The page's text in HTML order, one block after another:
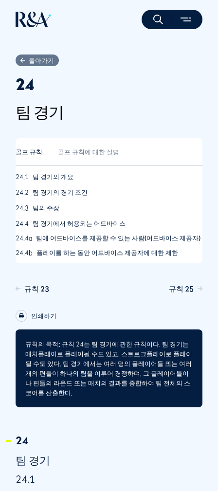
돌아가기
24
팀 경기
골프 규칙 골프 규칙에 대한 설명
24.1
팀 경기의 개요
24.2
팀 경기의 경기 조건
24.3
팀의 주장
24.4 팀 경기에서 허용되는 어드바이스
24.4a 팀에 어드바이스를 제공할 수 있는 사람(어드바이스 제공자)
24.4b
플레이를 하는 동안 어드바이스 제공자에 대한 제한
규칙 23 규칙 25
인쇄하기
규칙의 목적: 규칙 24는 팀 경기에 관한 규칙이다. 팀 경기는
매치플레이로 플레이될 수도 있고, 스트로크플레이로 플레이
될 수도 있다. 팀 경기에서는 여러 명의 플레이어들 또는 여러
개의 편들이 하나의 팀을 이루어 경쟁하며, 그 플레이어들이
나 편들의 라운드 또는 매치의 결과를 종합하여 팀 전체의 스
코어를 산출한다.
24
팀 경기
24.1